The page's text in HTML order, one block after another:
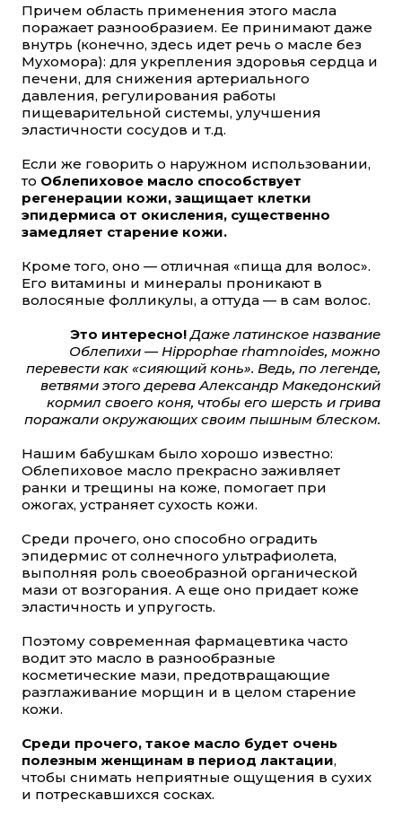
Причем область применения этого масла
поражает разнообразием. Ее принимают даже
внутрь (конечно, здесь идет речь о масле без
Мухомора): для укрепления здоровья сердца и
печени, для снижения артериального
давления, регулирования работы
пищеварительной системы, улучшения
эластичности сосудов и т.д.
Если же говорить о наружном использовании,
то Облепиховое масло способствует
регенерации кожи, защищает клетки
эпидермиса от окисления, существенно
замедляет старение кожи.
Кроме того, оно — отличная «пища для волос».
Его витамины и минералы проникают в
волосяные фолликулы, а оттуда — в сам волос.
Это интересно! Даже латинское название
Облепихи — Hippophae rhamnoides, можно
перевести как «сияющий конь». Ведь, по легенде,
ветвями этого дерева Александр Македонский
кормил своего коня, чтобы его шерсть и грива
поражали окружающих своим пышным блеском.
Нашим бабушкам было хорошо известно:
Облепиховое масло прекрасно заживляет
ранки и трещины на коже, помогает при
ожогах, устраняет сухость кожи.
Среди прочего, оно способно оградить
эпидермис от солнечного ультрафиолета,
выполняя роль своеобразной органической
мази от возгорания. А еще оно придает коже
эластичность и упругость.
Поэтому современная фармацевтика часто
водит это масло в разнообразные
косметические мази, предотвращающие
разглаживание морщин и в целом старение
кожи.
Среди прочего, такое масло будет очень
полезным женщинам в период лактации,
чтобы снимать неприятные ощущения в сухих
и потрескавшихся сосках.